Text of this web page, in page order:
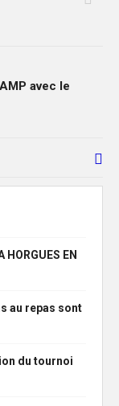
avec le
HORGUES EN
au repas sont
du tournoi